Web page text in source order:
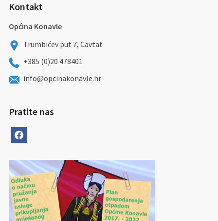
Kontakt
Općina Konavle
Trumbićev put 7, Cavtat
+385 (0)20 478401
info@opcinakonavle.hr
Pratite nas
facebook